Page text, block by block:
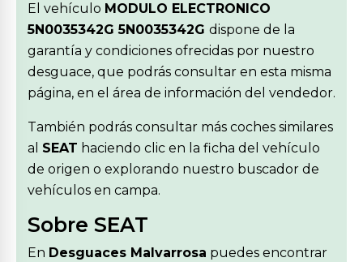
El vehículo MODULO ELECTRONICO
5N0035342G 5N0035342G dispone de la
garantía y condiciones ofrecidas por nuestro
desguace, que podrás consultar en esta misma
página, en el área de información del vendedor.
También podrás consultar más coches similares
al SEAT haciendo clic en la ficha del vehículo
de origen o explorando nuestro buscador de
vehículos en campa.
Sobre SEAT
En Desguaces Malvarrosa puedes encontrar